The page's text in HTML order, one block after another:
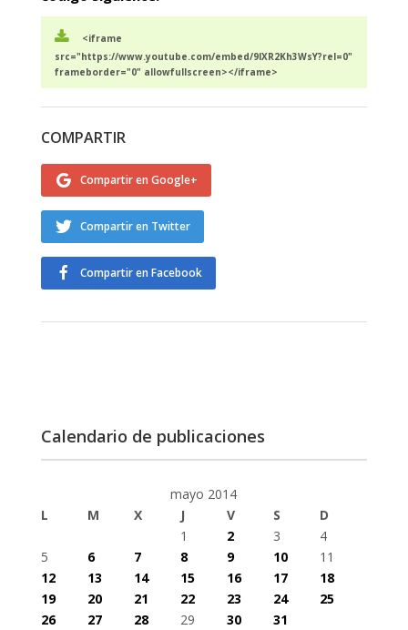
<iframe
src="https://www.youtube.com/embed/9lXR2Kh3WsY?rel=0"
frameborder="0" allowfullscreen></iframe>
COMPARTIR
Compartir en Google+
Compartir en Twitter
Compartir en Facebook
Calendario de publicaciones
mayo 2014
L
M X J V S
D
1
2 3
4
5
6 7 8 9 10
11
12
13 14 15 16 17
18
19
20 21 22 23 24
25
26
27 28 29 30
31